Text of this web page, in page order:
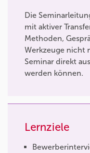
Die
mit aktiver
Methoden,
Werkzeuge nicht
Seminar direkt
werden können.
Lernziele